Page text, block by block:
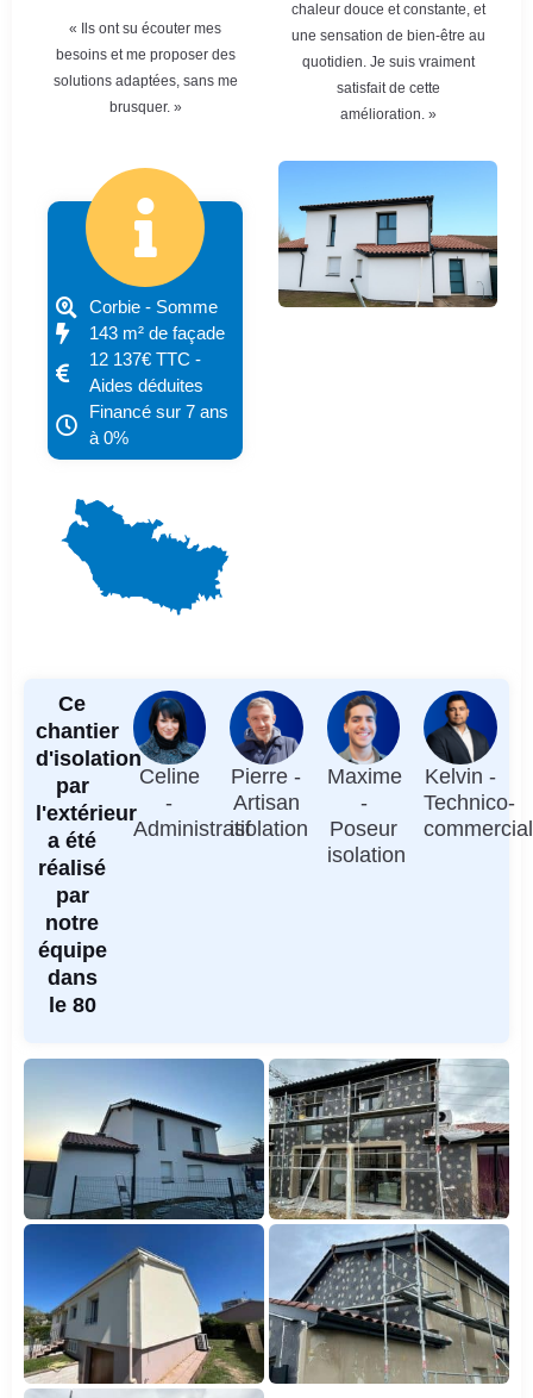
« Ils ont su écouter mes
besoins et me proposer des
solutions adaptées, sans me
brusquer. »
Corbie - Somme
143 m² de façade
12 137€ TTC -
Aides déduites
Financé sur 7 ans
à 0%
chaleur douce et constante, et
une sensation de bien-être au
quotidien. Je suis vraiment
satisfait de cette
amélioration. »
Ce
chantier
d'isolation
par
l'extérieur
a été
réalisé
par
notre
équipe
dans
le 80
Celine
-
Administratif
Pierre -
Artisan
isolation
Maxime
-
Poseur
isolation
Kelvin -
Technico-
commercial